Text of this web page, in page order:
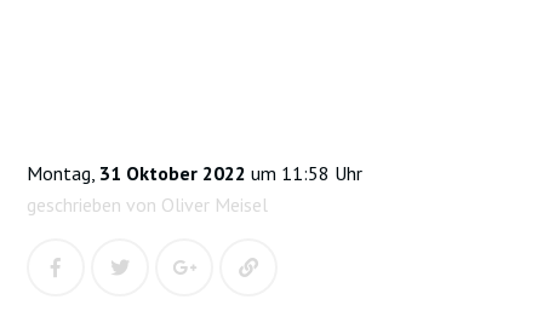
Montag, 31 Oktober 2022 um 11:58 Uhr
geschrieben von Oliver Meisel